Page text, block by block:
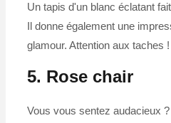
Un tapis d'un blanc éclatant
Il donne également une
glamour. Attention aux taches !
5. Rose chair
Vous vous sentez audacieux